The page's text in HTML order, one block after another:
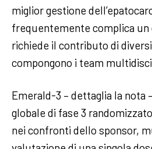
miglior gestione
frequentemente complica un
richiede il contributo di
compongono i team
Emerald-3 – dettaglia la nota
globale di fase 3
nei confronti dello sponsor,